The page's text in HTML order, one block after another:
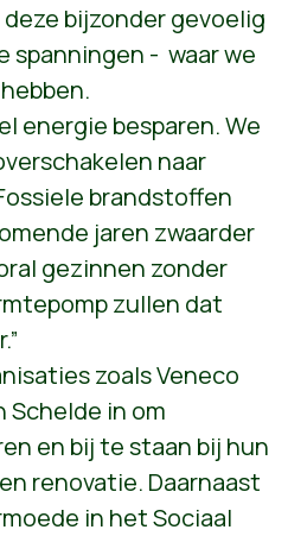
bijzonder gevoelig
spanningen - waar we
energie besparen. We
naar
brandstoffen
jaren zwaarder
gezinnen zonder
zullen dat
zoals Veneco
Schelde in om
en bij te staan bij hun
renovatie. Daarnaast
in het Sociaal